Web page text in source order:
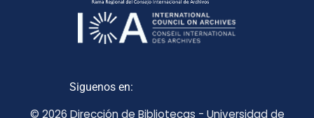
Siguenos en:
© 2026 Dirección de Bibliotecas - Universidad de